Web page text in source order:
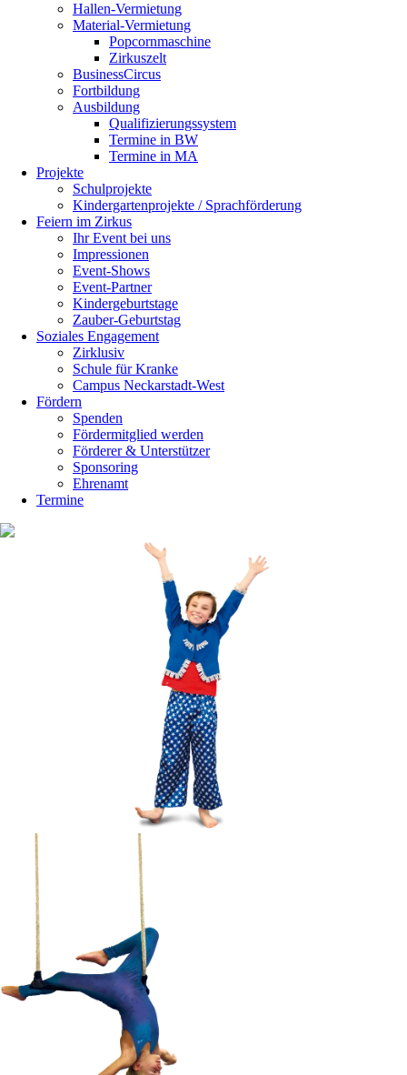
Hallen-Vermietung
Material-Vermietung
Popcornmaschine
Zirkuszelt
BusinessCircus
Fortbildung
Ausbildung
Qualifizierungssystem
Termine in BW
Termine in MA
Projekte
Schulprojekte
Kindergartenprojekte / Sprachförderung
Feiern im Zirkus
Ihr Event bei uns
Impressionen
Event-Shows
Event-Partner
Kindergeburtstage
Zauber-Geburtstag
Soziales Engagement
Zirklusiv
Schule für Kranke
Campus Neckarstadt-West
Fördern
Spenden
Fördermitglied werden
Förderer & Unterstützer
Sponsoring
Ehrenamt
Termine